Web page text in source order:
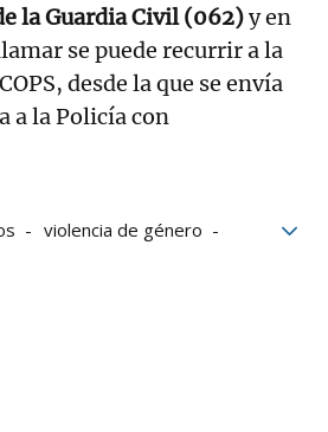
la Guardia Civil (062)y en
se puede recurrir a la
desde la que se envía
a la Policía con
violencia de género